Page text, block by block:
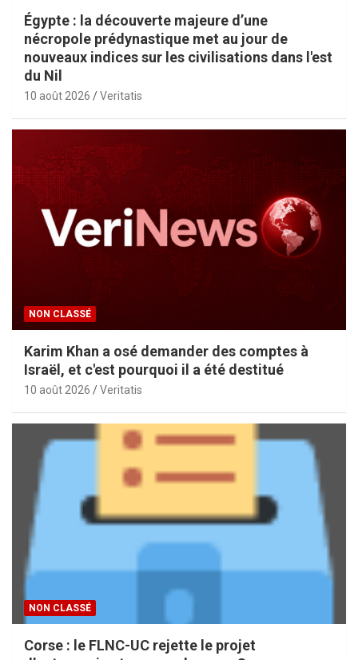
Égypte : la découverte majeure d’une
nécropole prédynastique met au jour de
nouveaux indices sur les civilisations dans l'est
du Nil
10 août 2026 Veritatis
NON CLASSÉ
Karim Khan a osé demander des comptes à
Israël, et c'est pourquoi il a été destitué
10 août 2026 Veritatis
NON CLASSÉ
Corse : le FLNC-UC rejette le projet